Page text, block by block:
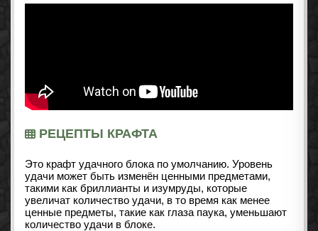
РЕЦЕПТЫ КРАФТА
Это крафт удачного блока по умолчанию. Уровень
удачи может быть изменён ценными предметами,
такими как бриллианты и изумруды, которые
увеличат количество удачи, в то время как менее
ценные предметы, такие как глаза паука, уменьшают
количество удачи в блоке.